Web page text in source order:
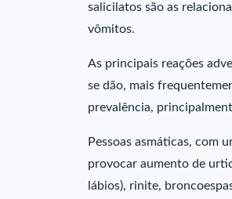
salicilatos são as
vômitos.
As principais reações
se dão, mais
prevalência,
Pessoas asmáticas, com
provocar aumento de
lábios), rinite,